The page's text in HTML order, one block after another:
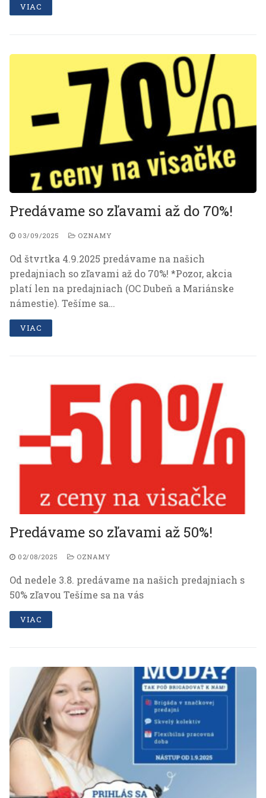
VIAC
Predávame so zľavami až do 70%!
03/09/2025 OZNAMY
Od štvrtka 4.9.2025 predávame na našich
predajniach so zľavami až do 70%! *Pozor, akcia
platí len na predajniach (OC Dubeň a Mariánske
námestie). Tešíme sa…
VIAC
Predávame so zľavami až 50%!
02/08/2025 OZNAMY
Od nedele 3.8. predávame na našich predajniach s
50% zľavou Tešíme sa na vás
VIAC